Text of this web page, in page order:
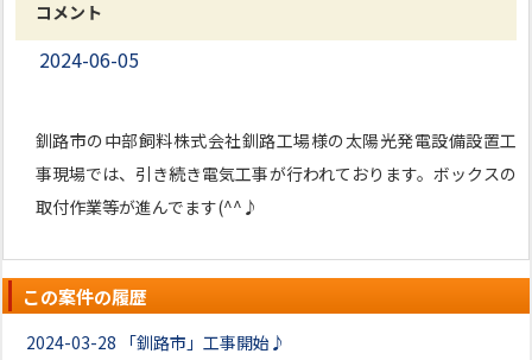
コメント
2024-06-05
釧路市の中部飼料株式会社釧路工場様の太陽光発電設備設置工
事現場では、引き続き電気工事が行われております。ボックスの
取付作業等が進んでます(^^♪
この案件の履歴
2024-03-28 「釧路市」工事開始♪